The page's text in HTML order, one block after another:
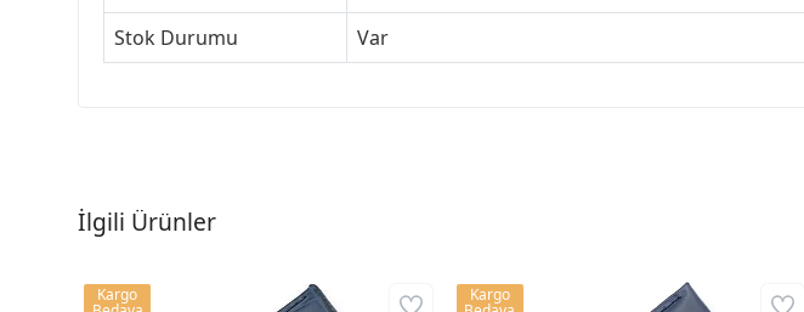
Stok Durumu
Var
İlgili Ürünler
Kargo Kargo